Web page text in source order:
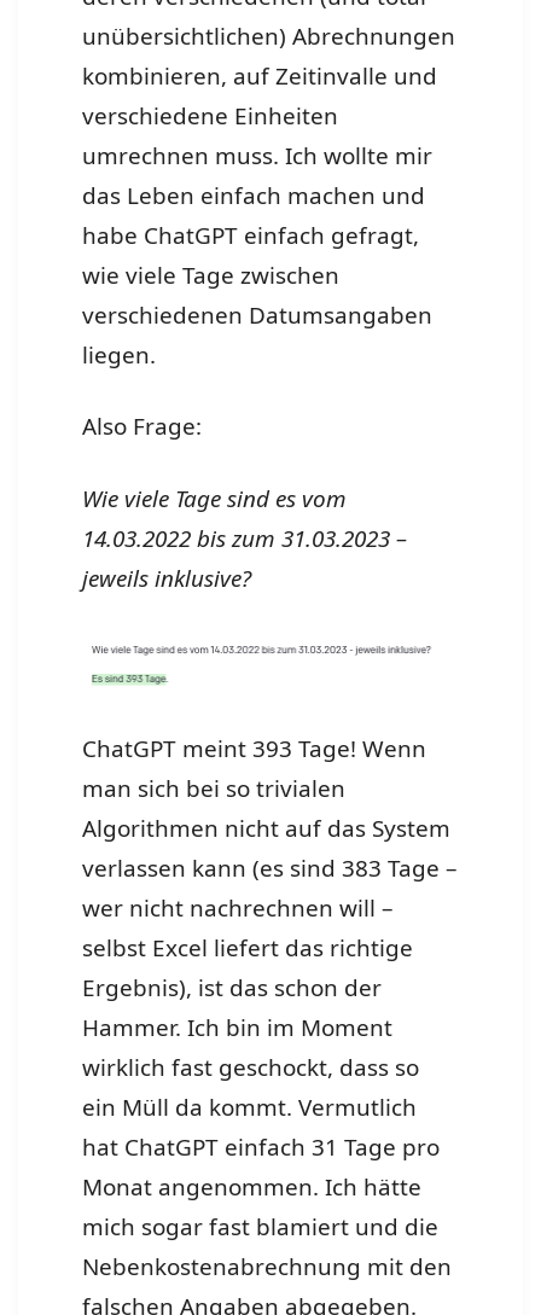
unübersichtlichen) Abrechnungen
kombinieren, auf Zeitinvalle und
verschiedene Einheiten
umrechnen muss. Ich wollte mir
das Leben einfach machen und
habe ChatGPT einfach gefragt,
wie viele Tage zwischen
verschiedenen Datumsangaben
liegen.
Also Frage:
Wie viele Tage sind es vom
14.03.2022 bis zum 31.03.2023 –
jeweils inklusive?
ChatGPT meint 393 Tage! Wenn
man sich bei so trivialen
Algorithmen nicht auf das System
verlassen kann (es sind 383 Tage –
wer nicht nachrechnen will –
selbst Excel liefert das richtige
Ergebnis), ist das schon der
Hammer. Ich bin im Moment
wirklich fast geschockt, dass so
ein Müll da kommt. Vermutlich
hat ChatGPT einfach 31 Tage pro
Monat angenommen. Ich hätte
mich sogar fast blamiert und die
Nebenkostenabrechnung mit den
falschen Angaben abgegeben.